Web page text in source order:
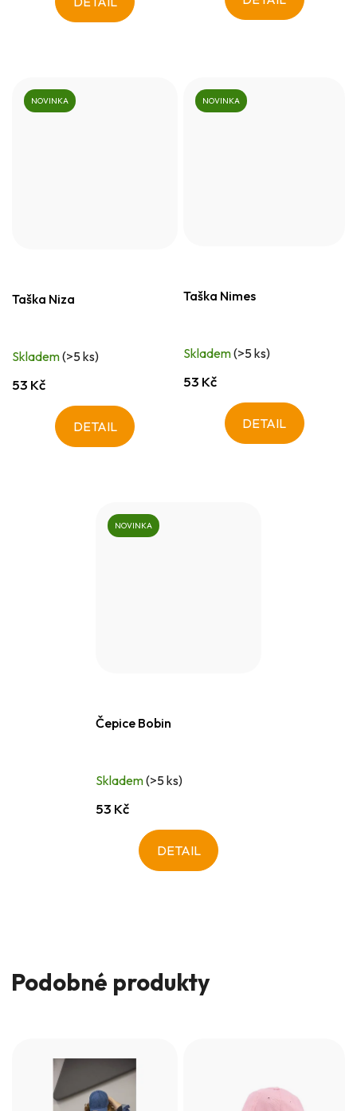
NOVINKA
Taška Niza
Skladem(>5 ks)
53 Kč
DETAIL
NOVINKA
Taška Nimes
Skladem(>5 ks)
53 Kč
DETAIL
NOVINKA
Čepice Bobin
Skladem(>5 ks)
53 Kč
DETAIL
Podobné produkty